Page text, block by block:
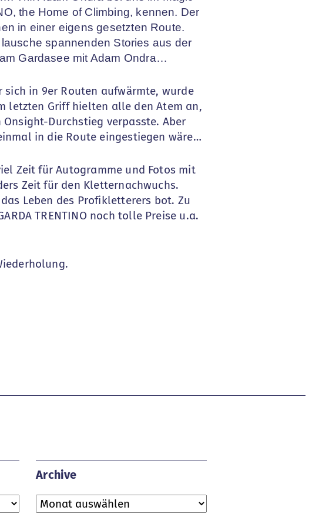
the Home of Climbing, kennen. Der
in einer eigens gesetzten Route.
spannenden Stories aus der
Gardasee mit Adam Ondra…
sich in 9er Routen aufwärmte, wurde
letzten Griff hielten alle den Atem an,
Durchstieg verpasste. Aber
in die Route eingestiegen wäre…
Zeit für Autogramme und Fotos mit
Zeit für den Kletternachwuchs.
Leben des Profikletterers bot. Zu
TRENTINO noch tolle Preise u.a.
Archive
Archive